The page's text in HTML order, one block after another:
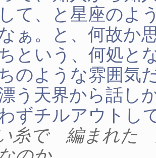
て、と星座のよ
ぁ。と、何故か
という、何処と
のような雰囲気
う天界から話し
ずチルアウトし
糸で 編まれた